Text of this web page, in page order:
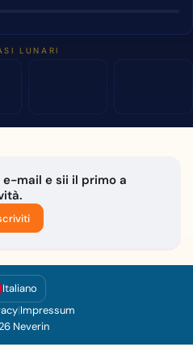
LUNARI
mail e sii il primo a
Italiano
|Impressum
Neverin